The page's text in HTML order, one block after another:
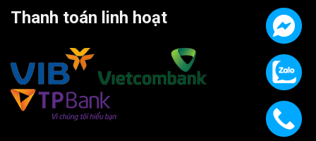
Thanh toán linh hoạt